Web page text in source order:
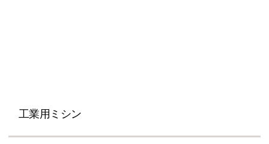
工業用ミシン